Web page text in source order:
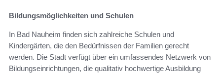
Bildungsmöglichkeiten und Schulen
In Bad Nauheim finden sich zahlreiche Schulen und
Kindergärten, die den Bedürfnissen der Familien gerecht
werden. Die Stadt verfügt über ein umfassendes Netzwerk von
Bildungseinrichtungen, die qualitativ hochwertige Ausbildung